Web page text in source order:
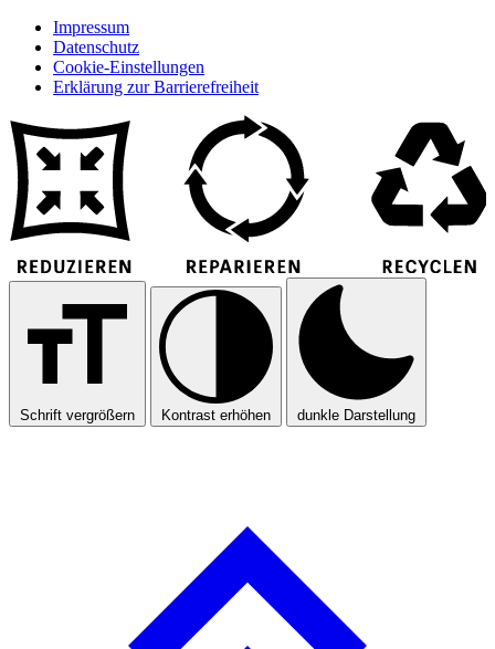
Impressum
Datenschutz
Cookie-Einstellungen
Erklärung zur Barrierefreiheit
Schrift vergrößern Kontrast erhöhen dunkle Darstellung